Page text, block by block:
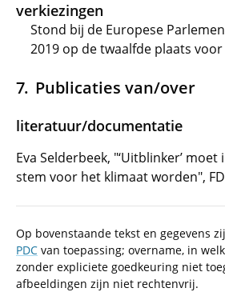
verkiezingen
Stond bij de Europese
2019 op de twaalfde plaats
Publicaties van/over
literatuur/documentatie
Eva Selderbeek, "‘Uitblinker’
stem voor het klimaat worden",
Op bovenstaande tekst en gegevens
PDC van toepassing; overname, in
zonder expliciete goedkeuring niet
afbeeldingen zijn niet rechtenvrij.